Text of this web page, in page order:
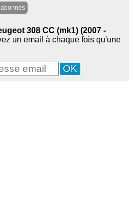
308 CC (mk1) (2007 -
un email à chaque fois qu'une